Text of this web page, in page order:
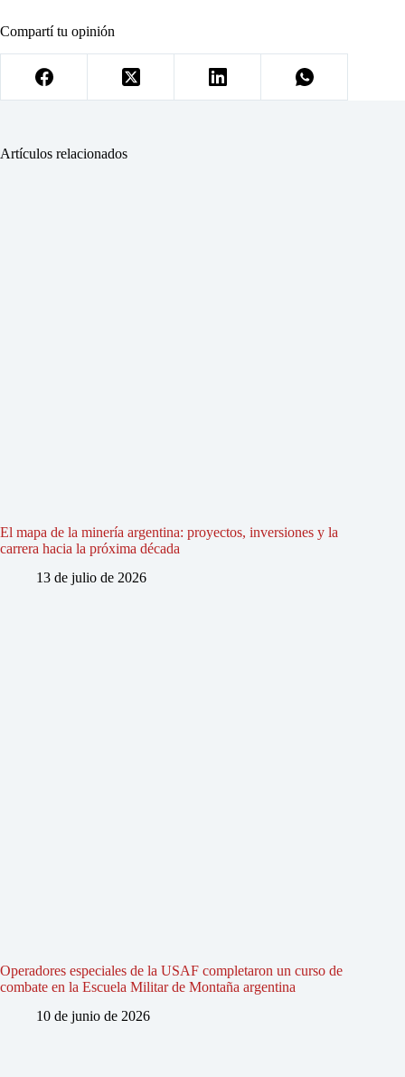
Compartí tu opinión
Artículos relacionados
El mapa de la minería argentina: proyectos, inversiones y la
carrera hacia la próxima década
13 de julio de 2026
Operadores especiales de la USAF completaron un curso de
combate en la Escuela Militar de Montaña argentina
10 de junio de 2026